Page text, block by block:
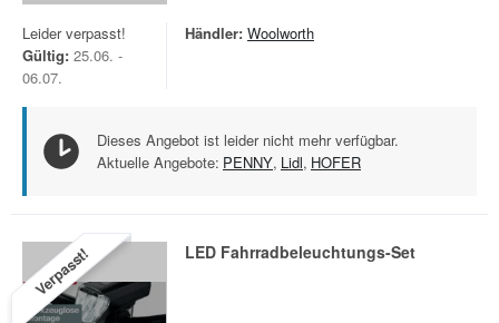
Leider verpasst!
Gültig: 25.06. -
06.07.
Händler: Woolworth
Dieses Angebot ist leider nicht mehr verfügbar.
Aktuelle Angebote: PENNY, Lidl, HOFER
Verpasst! LED Fahrradbeleuchtungs-Set